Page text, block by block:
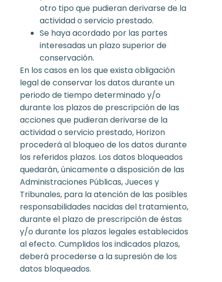
otro tipo que pudieran derivarse de la
actividad o servicio prestado.
Se haya acordado por las partes
interesadas un plazo superior de
conservación.
En los casos en los que exista obligación
legal de conservar los datos durante un
periodo de tiempo determinado y/o
durante los plazos de prescripción de las
acciones que pudieran derivarse de la
actividad o servicio prestado, Horizon
procederá al bloqueo de los datos durante
los referidos plazos. Los datos bloqueados
quedarán, únicamente a disposición de las
Administraciones Públicas, Jueces y
Tribunales, para la atención de las posibles
responsabilidades nacidas del tratamiento,
durante el plazo de prescripción de éstas
y/o durante los plazos legales establecidos
al efecto. Cumplidos los indicados plazos,
deberá procederse a la supresión de los
datos bloqueados.